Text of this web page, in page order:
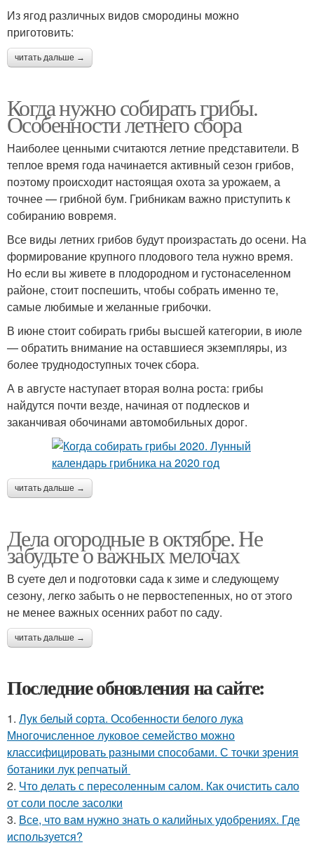
Из ягод различных видов смородины можно
приготовить:
читать дальше →
Когда нужно собирать грибы.
Особенности летнего сбора
Наиболее ценными считаются летние представители. В
теплое время года начинается активный сезон грибов,
поэтому происходит настоящая охота за урожаем, а
точнее — грибной бум. Грибникам важно приступить к
собиранию вовремя.
Все виды летних грибов будут произрастать до осени. На
формирование крупного плодового тела нужно время.
Но если вы живете в плодородном и густонаселенном
районе, стоит поспешить, чтобы собрать именно те,
самые любимые и желанные грибочки.
В июне стоит собирать грибы высшей категории, в июле
— обратить внимание на оставшиеся экземпляры, из
более труднодоступных точек сбора.
А в августе наступает вторая волна роста: грибы
найдутся почти везде, начиная от подлесков и
заканчивая обочинами автомобильных дорог.
читать дальше →
Дела огородные в октябре. Не
забудьте о важных мелочах
В суете дел и подготовки сада к зиме и следующему
сезону, легко забыть о не первостепенных, но от этого
не менее важных осенних работ по саду.
читать дальше →
Последние обновления на сайте:
1. Лук белый сорта. Особенности белого лука
Многочисленное луковое семейство можно
классифицировать разными способами. С точки зрения
ботаники лук репчатый
2. Что делать с пересоленным салом. Как очистить сало
от соли после засолки
3. Все, что вам нужно знать о калийных удобрениях. Где
используется?